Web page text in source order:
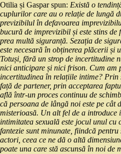
Otilia și Gaspar spun: Există o
cuplurilor care au o relație de lungă
previzibilul în defavoarea
bucură de imprevizibil și este stins de
prea multă siguranță. Sezația de
este necesară în obținerea plăcerii și
Totuși, fără un strop de incertitudine
nici anticipare și nici frison. Cum am
incertitudinea în relațiile intime? Prin
față de partener, prin acceptarea
află într-un proces continuu de
că persoana de lângă noi este pe cât
misterioasă. Un alt fel de a introduce
intimitatea sexuală este jocul unul cu
fantezie sunt minunate, fiindcă
actori, ceea ce ne dă o altă
poate una care stă ascunsă în noi de